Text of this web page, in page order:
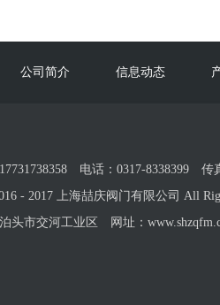
公司简介 信息动态
电话：0317-8338399 传
- 2017 上海喆庆阀门有限公司 All
头市交河工业区 网址：